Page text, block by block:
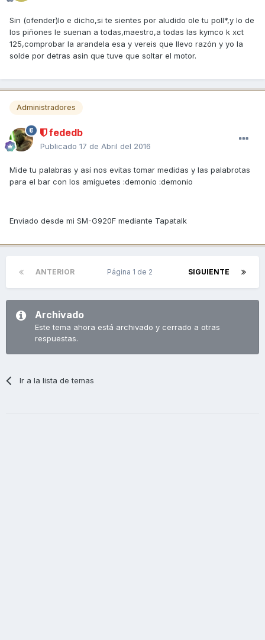
Sin (ofender)lo e dicho,si te sientes por aludido ole tu poll*,y lo de
los piñones le suenan a todas,maestro,a todas las kymco k xct
125,comprobar la arandela esa y vereis que llevo razón y yo la
solde por detras asin que tuve que soltar el motor.
Administradores
fededb
Publicado 17 de Abril del 2016
Mide tu palabras y así nos evitas tomar medidas y las palabrotas
para el bar con los amiguetes :demonio :demonio
Enviado desde mi SM-G920F mediante Tapatalk
ANTERIOR SIGUIENTE
Página 1 de 2
Archivado
Este tema ahora está archivado y cerrado a otras
respuestas.
Ir a la lista de temas